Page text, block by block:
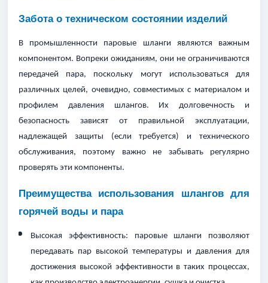
Забота о техническом состоянии изделий
В промышленности паровые шланги являются важным
компонентом. Вопреки ожиданиям, они не ограничиваются
передачей пара, поскольку могут использоваться для
различных целей, очевидно, совместимых с материалом и
профилем давления шлангов. Их долговечность и
безопасность зависят от правильной эксплуатации,
надлежащей защиты (если требуется) и технического
обслуживания, поэтому важно не забывать регулярно
проверять эти компоненты.
Преимущества использования шлангов для
горячей воды и пара
Высокая эффективность: паровые шланги позволяют
передавать пар высокой температуры и давления для
достижения высокой эффективности в таких процессах,